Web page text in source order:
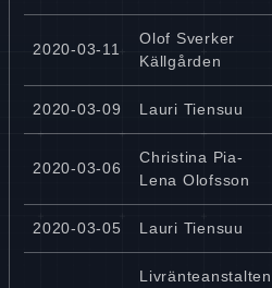
2020-03-11
Olof Sverker
Källgården
2020-03-09 Lauri Tiensuu
2020-03-06
Christina Pia-
Lena Olofsson
2020-03-05 Lauri Tiensuu
Livränteanstalten